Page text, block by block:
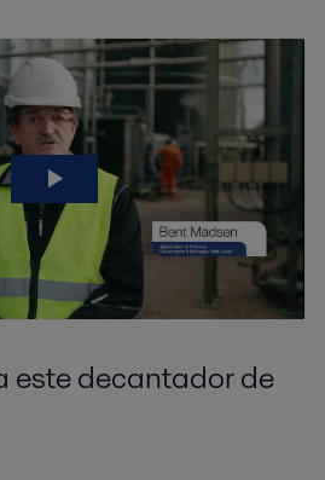
este decantador de